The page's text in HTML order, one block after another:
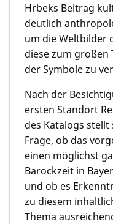
Hrbeks Beitrag
deutlich
um die Weltbilder
diese zum großen
der Symbole zu
Nach der
ersten Standort
des Katalogs stellt
Frage, ob das
einen möglichst
Barockzeit in
und ob es
zu diesem
Thema